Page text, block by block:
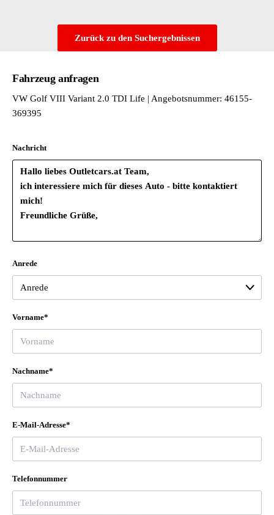
Zurück zu den Suchergebnissen
Fahrzeug anfragen
VW Golf VIII Variant 2.0 TDI Life | Angebotsnummer: 46155-
369395
Nachricht
Anrede
Vorname*
Nachname*
E-Mail-Adresse*
Telefonnummer